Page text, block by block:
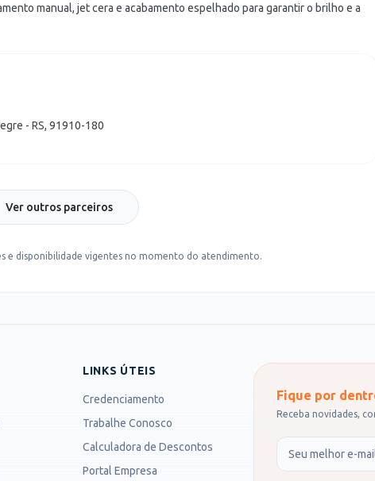
manual, jet cera e acabamento espelhado para garantir o brilho e a
- RS, 91910-180
Ver outros parceiros
e disponibilidade vigentes no momento do atendimento.
LINKS ÚTEIS
Credenciamento
Trabalhe Conosco
Calculadora de Descontos
Portal Empresa
Fique por
Receba novidades,
Seu e-mail